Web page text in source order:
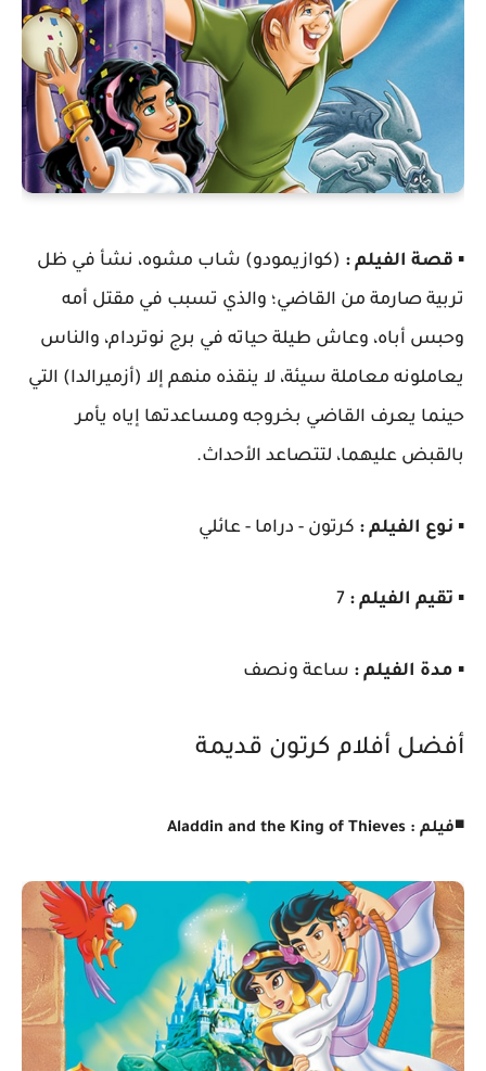
▪️ قصة الفيلم : (كوازيمودو) شاب مشوه، نشأ في ظل
تربية صارمة من القاضي؛ والذي تسبب في مقتل أمه
وحبس أباه، وعاش طيلة حياته في برج نوتردام، والناس
يعاملونه معاملة سيئة، لا ينقذه منهم إلا (أزميرالدا) التي
حينما يعرف القاضي بخروجه ومساعدتها إياه يأمر
بالقبض عليهما، لتتصاعد الأحداث.
▪️ نوع الفيلم : كرتون - دراما - عائلي
▪️ تقيم الفيلم :
▪️ مدة الفيلم : ساعة ونصف
أفضل أفلام كرتون قديمة
◾فيلم : Aladdin and the King of Thieves